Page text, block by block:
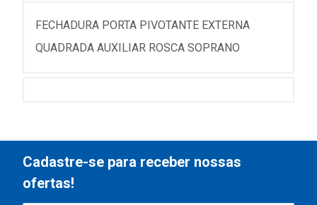
FECHADURA PORTA PIVOTANTE EXTERNA
QUADRADA AUXILIAR ROSCA SOPRANO
Cadastre-se para receber nossas
ofertas!